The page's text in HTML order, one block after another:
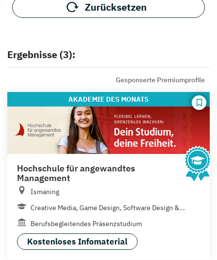
Zurücksetzen
Ergebnisse (3):
Gesponserte Premiumprofile
AKADEMIE DES MONATS
Hochschule für angewandtes
Management
Ismaning
Creative Media, Game Design, Software Design &...
Berufsbegleitendes Präsenzstudium
Kostenloses Infomaterial